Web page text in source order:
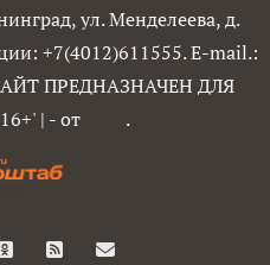
ул. Менделеева, д.
+7(4012)611555. E-mail.:
ПРЕДНАЗНАЧЕН ДЛЯ
| - от .